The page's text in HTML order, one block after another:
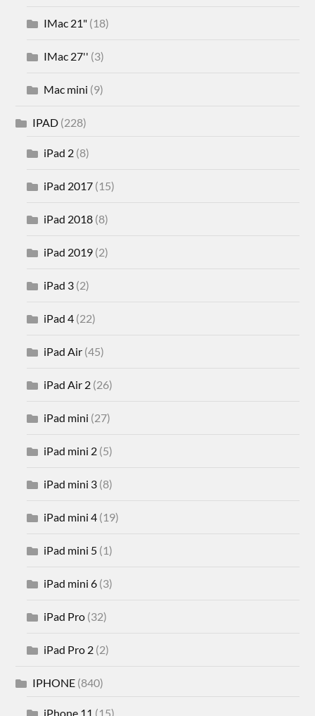
IMac 21" (18)
IMac 27'' (3)
Mac mini (9)
IPAD (228)
iPad 2 (8)
iPad 2017 (15)
iPad 2018 (8)
iPad 2019 (2)
iPad 3 (2)
iPad 4 (22)
iPad Air (45)
iPad Air 2 (26)
iPad mini (27)
iPad mini 2 (5)
iPad mini 3 (8)
iPad mini 4 (19)
iPad mini 5 (1)
iPad mini 6 (3)
iPad Pro (32)
iPad Pro 2 (2)
IPHONE (840)
iPhone 11 (15)